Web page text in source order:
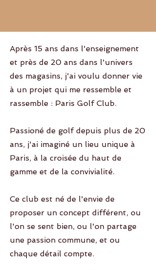
Après 15 ans dans l'enseignement
et près de 20 ans dans l'univers
des magasins, j'ai voulu donner vie
à un projet qui me ressemble et
rassemble : Paris Golf Club.
Passioné de golf depuis plus de 20
ans, j'ai imaginé un lieu unique à
Paris, à la croisée du haut de
gamme et de la convivialité.
Ce club est né de l'envie de
proposer un concept différent, ou
l'on se sent bien, ou l'on partage
une passion commune, et ou
chaque détail compte.